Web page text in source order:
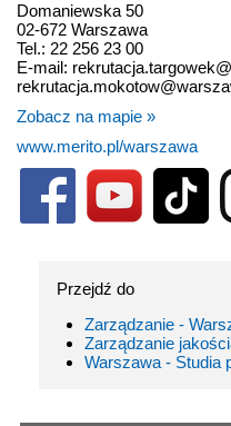
Domaniewska 50
02-672 Warszawa
Tel.: 22 256 23 00
E-mail:
Zobacz na mapie »
www.merito.pl/warszawa
Przejdź do
Zarządzanie -
Zarządzanie
Warszawa - Studia